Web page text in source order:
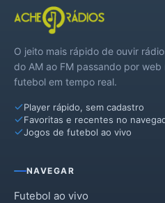
Colombo
Fazenda Rio Grande
Itapirapuã Paulista
Jaguariaíva
Lapa
Piraí do Sul
Piraquara
O jeito mais rápido de ouvir
do AM ao FM passando por
futebol em tempo real.
Player rápido, sem cadastro
Favoritas e recentes no
Jogos de futebol ao vivo
NAVEGAR
Futebol ao vivo